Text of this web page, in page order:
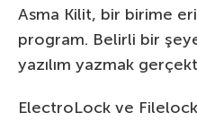
Asma Kilit, bir birime
program. Belirli bir
yazılım yazmak
ElectroLock ve